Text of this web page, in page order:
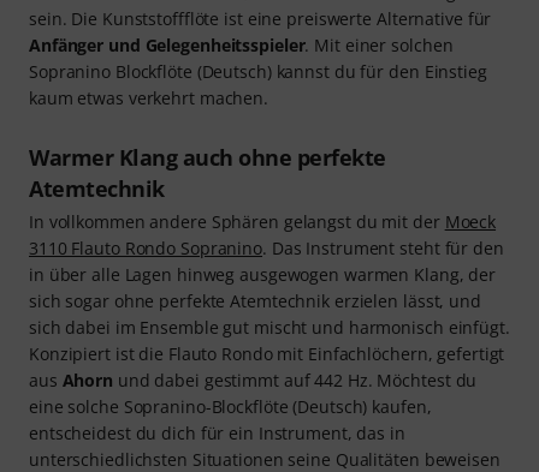
sein. Die Kunststoffflöte ist eine preiswerte Alternative für
Anfänger und Gelegenheitsspieler. Mit einer solchen
Sopranino Blockflöte (Deutsch) kannst du für den Einstieg
kaum etwas verkehrt machen.
Warmer Klang auch ohne perfekte
Atemtechnik
In vollkommen andere Sphären gelangst du mit der Moeck
3110 Flauto Rondo Sopranino. Das Instrument steht für den
in über alle Lagen hinweg ausgewogen warmen Klang, der
sich sogar ohne perfekte Atemtechnik erzielen lässt, und
sich dabei im Ensemble gut mischt und harmonisch einfügt.
Konzipiert ist die Flauto Rondo mit Einfachlöchern, gefertigt
aus Ahorn und dabei gestimmt auf 442 Hz. Möchtest du
eine solche Sopranino-Blockflöte (Deutsch) kaufen,
entscheidest du dich für ein Instrument, das in
unterschiedlichsten Situationen seine Qualitäten beweisen